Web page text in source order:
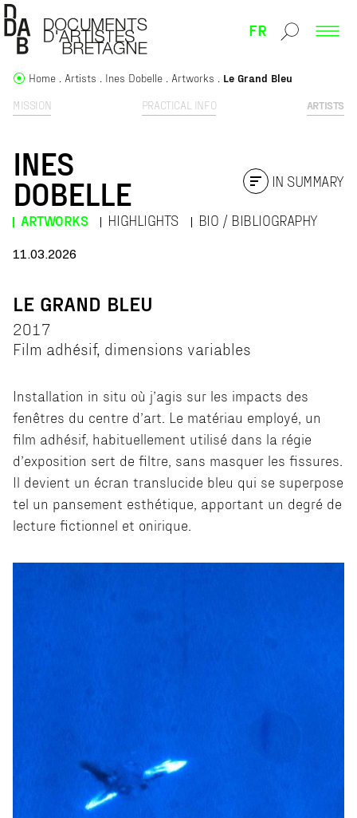
FR
MISSION PRACTICAL INFO ARTISTS
Home Artists Ines Dobelle Artworks Le Grand Bleu
INES
DOBELLE
ARTWORKS HIGHLIGHTS BIO / BIBLIOGRAPHY
IN SUMMARY
11.03.2026
LE GRAND BLEU
2017
Film adhésif, dimensions variables
Installation in situ où j’agis sur les impacts des
fenêtres du centre d’art. Le matériau employé, un
film adhésif, habituellement utilisé dans la régie
d’exposition sert de filtre, sans masquer les fissures.
Il devient un écran translucide bleu qui se superpose
tel un pansement esthétique, apportant un degré de
lecture fictionnel et onirique.